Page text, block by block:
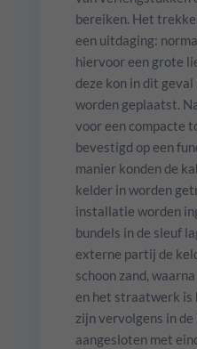
bereiken. Het
een uitdaging:
hiervoor een grote
deze kon in dit
worden geplaatst.
voor een compacte
bevestigd op een
manier konden de
kelder in worden
installatie worden
bundels in de sleuf
externe partij de
schoon zand,
en het straatwerk is
zijn vervolgens in
aangesloten met